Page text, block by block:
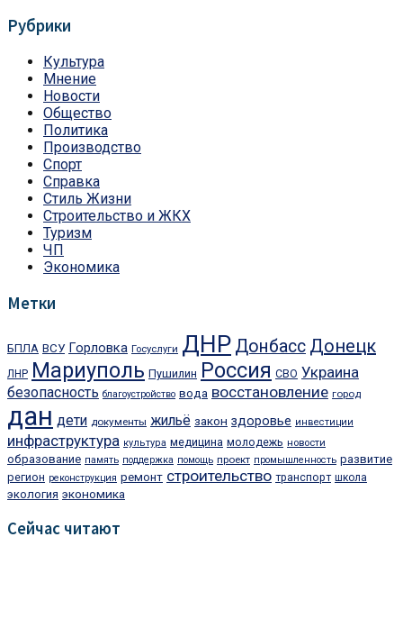
Рубрики
Культура
Мнение
Новости
Общество
Политика
Производство
Спорт
Справка
Стиль Жизни
Строительство и ЖКХ
Туризм
ЧП
Экономика
Метки
БПЛА ВСУ Горловка Госуслуги ДНР Донбасс Донецк
ЛНР Мариуполь Пушилин Россия СВО Украина
безопасность благоустройство вода восстановление город
дан дети документы жильё закон здоровье инвестиции
инфраструктура культура медицина молодежь новости
образование память поддержка помощь проект промышленность развитие
регион реконструкция ремонт строительство транспорт школа
экология экономика
Сейчас читают